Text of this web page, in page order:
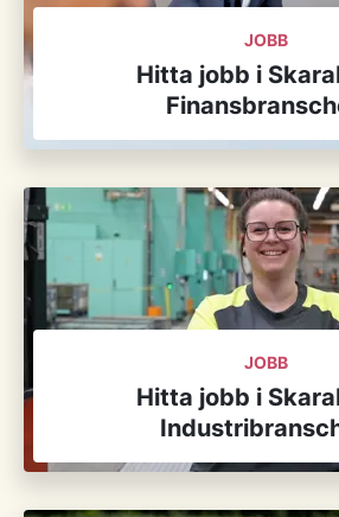
JOBB
Hitta jobb i
JOBB
Hitta jobb i